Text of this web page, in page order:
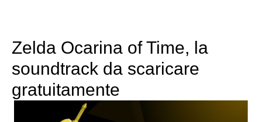
Zelda Ocarina of Time, la
soundtrack da scaricare
gratuitamente